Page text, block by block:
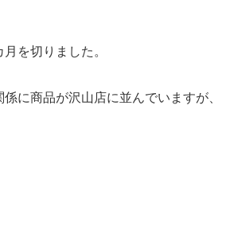
を切りました。
に商品が沢山店に並んでいますが